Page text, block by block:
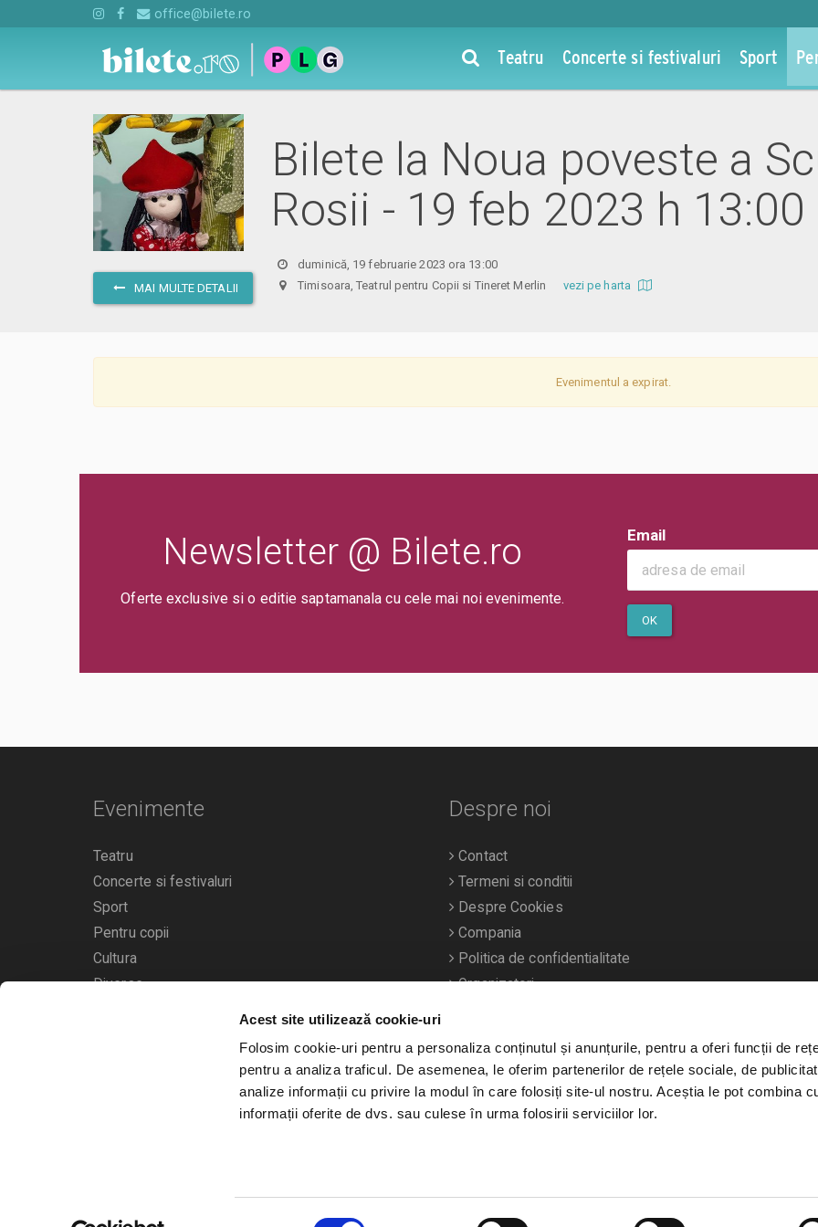
Acest site utilizează cookie-uri
Folosim cookie-uri pentru a personaliza conținutul și anunțurile, pentru a oferi funcții de
pentru a analiza traficul. De asemenea, le oferim partenerilor de rețele sociale, de
analize informații cu privire la modul în care folosiți site-ul nostru. Aceștia le pot combina
informații oferite de dvs. sau culese în urma folosirii serviciilor lor.
office@bilete.ro
Teatru Concerte si festivaluri Sport
MAI MULTE DETALII
Bilete la Noua poveste a
Rosii - 19 feb 2023 h 13:00
duminică, 19 februarie 2023 ora 13:00
Timisoara, Teatrul pentru Copii si Tineret Merlin vezi pe harta
Evenimentul a expirat.
Newsletter @ Bilete.ro
Oferte exclusive si o editie saptamanala cu cele mai noi evenimente.
Email
OK
Evenimente
Teatru
Concerte si festivaluri
Sport
Pentru copii
Cultura
Diverse
Calendarul evenimentelor
Despre noi
Contact
Termeni si conditii
Despre Cookies
Compania
Politica de confidentialitate
Organizatori
Bilete.ro